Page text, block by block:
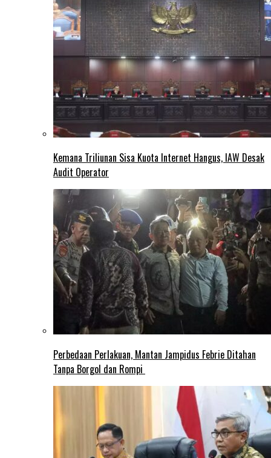
Kemana Triliunan Sisa Kuota Internet Hangus, IAW Desak
Audit Operator
Perbedaan Perlakuan, Mantan Jampidus Febrie Ditahan
Tanpa Borgol dan Rompi